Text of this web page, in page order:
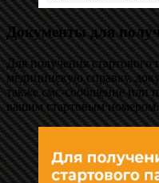
Документы для
Для получения стартового
медицинскую справку,
также смс-сообщение или
вашим стартовым номером.